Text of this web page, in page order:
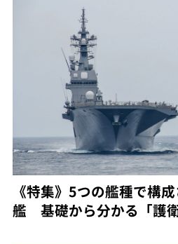
《特集》5つの艦種で構
艦 基礎から分かる「護